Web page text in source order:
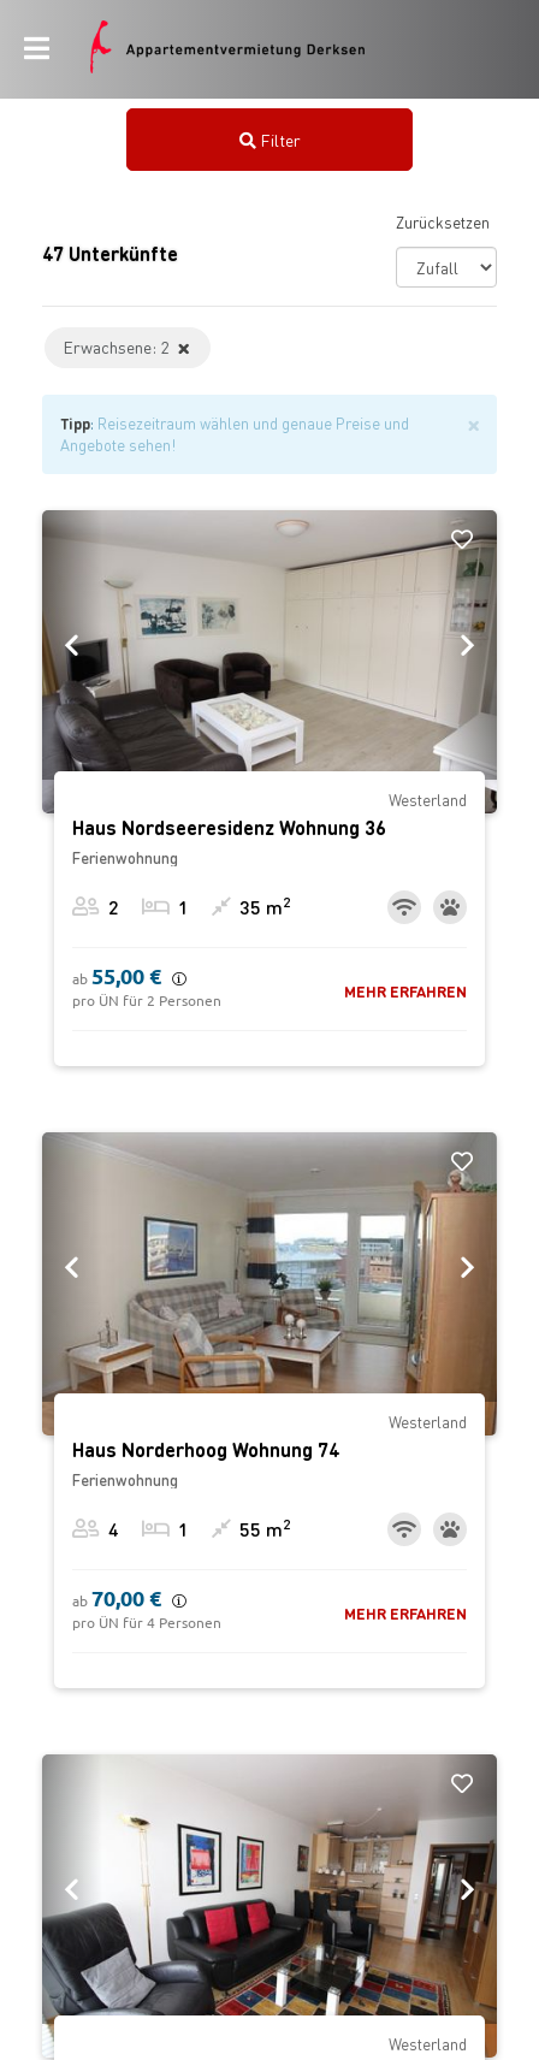
Filter
47 Unterkünfte
Zurücksetzen
×
Erwachsene: 2
×
Tipp: Reisezeitraum wählen und genaue Preise und
Angebote sehen!
‹ ›
Westerland
Haus Nordseeresidenz Wohnung 36
Ferienwohnung
2 1 35 m2
ab 55,00 €
pro ÜN für 2 Personen MEHR ERFAHREN
‹ ›
Westerland
Haus Norderhoog Wohnung 74
Ferienwohnung
4 1 55 m2
ab 70,00 €
pro ÜN für 4 Personen MEHR ERFAHREN
‹ ›
Westerland